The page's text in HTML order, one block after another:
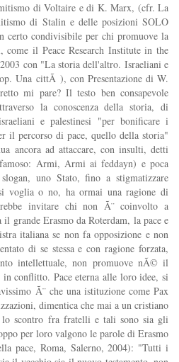
di Voltaire e di K. Marx, (cfr. La
di Stalin e delle posizioni SOLO
certo condivisibile per chi promuove la
il Peace Research Institute in the
con "La storia dell'altro. Israeliani e
Una cittÃ ), con Presentazione di W.
mi pare? Il testo ben consapevole
la conoscenza della storia, di
e palestinesi "per bonificare i
il percorso di pace, quello della storia"
ancora ad attaccare, con insulti, detti
Armi, Armi ai feddayn) e poca
uno Stato, fino a stigmatizzare
voglia o no, ha ormai una ragione di
invitare chi non Ã¨ coinvolto a
grande Erasmo da Roterdam, la pace e
italiana se non fa opposizione e non
di se stessa e con ragione forzata,
intellettuale, non promuove nÃ© il
conflitto. Pace eterna alle loro idee, si
Ã¨ che una istituzione come Pax
dimentica che mai a un cristiano
scontro fra fratelli e tali sono sia gli
per loro valgono le parole di Erasmo
pace, Roma, Salerno, 2004): "Tutti i